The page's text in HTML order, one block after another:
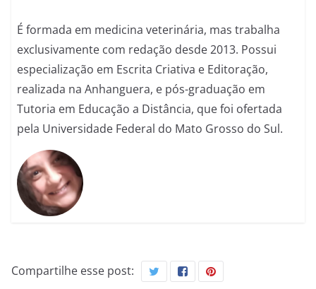
É formada em medicina veterinária, mas trabalha
exclusivamente com redação desde 2013. Possui
especialização em Escrita Criativa e Editoração,
realizada na Anhanguera, e pós-graduação em
Tutoria em Educação a Distância, que foi ofertada
pela Universidade Federal do Mato Grosso do Sul.
Compartilhe esse post: